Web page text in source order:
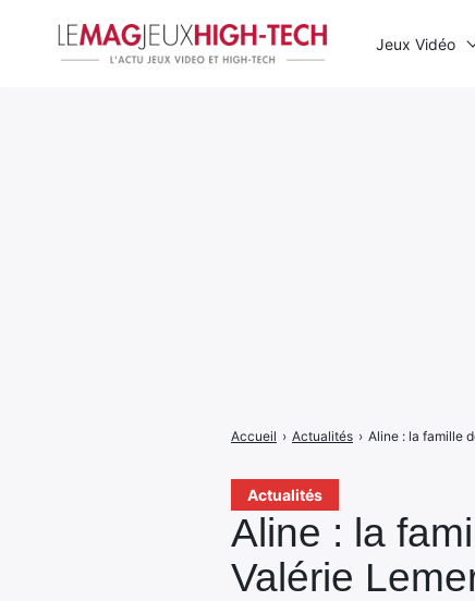
Actualités
Aline : la
Valérie
Accueil › Actualités › Aline : la famille
Jeux Vidéo